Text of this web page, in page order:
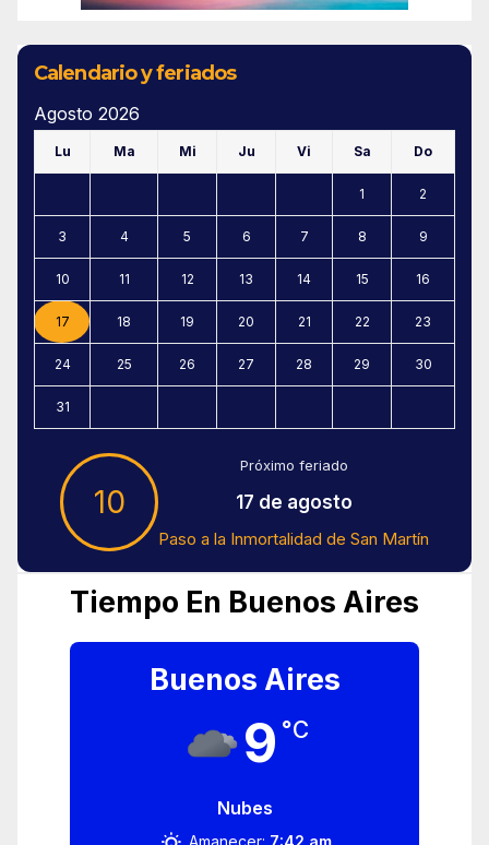
Calendario y feriados
Agosto 2026
Lu Ma Mi Ju Vi Sa Do
1 2
3 4 5 6 7 8 9
10 11 12 13 14 15 16
17 18 19 20 21 22 23
24 25 26 27 28 29 30
31
10
Próximo feriado
17 de agosto
Paso a la Inmortalidad de San Martín
Tiempo En Buenos Aires
Buenos Aires
9 °C
Nubes